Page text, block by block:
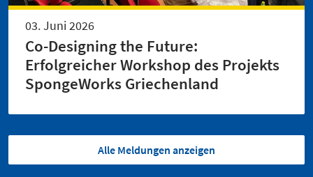
03. Juni 2026
Co-Designing the Future:
Erfolgreicher Workshop des Projekts
SpongeWorks Griechenland
Alle Meldungen anzeigen